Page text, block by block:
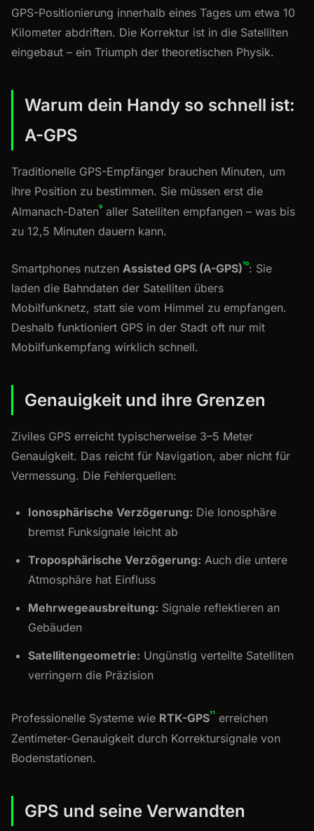
GPS-Positionierung innerhalb eines Tages um etwa 10
Kilometer abdriften. Die Korrektur ist in die Satelliten
eingebaut – ein Triumph der theoretischen Physik.
Warum dein Handy so schnell ist:
A-GPS
Traditionelle GPS-Empfänger brauchen Minuten, um
ihre Position zu bestimmen. Sie müssen erst die
Almanach-Daten⁹ aller Satelliten empfangen – was bis
zu 12,5 Minuten dauern kann.
Smartphones nutzen Assisted GPS (A-GPS)¹⁰: Sie
laden die Bahndaten der Satelliten übers
Mobilfunknetz, statt sie vom Himmel zu empfangen.
Deshalb funktioniert GPS in der Stadt oft nur mit
Mobilfunkempfang wirklich schnell.
Genauigkeit und ihre Grenzen
Ziviles GPS erreicht typischerweise 3–5 Meter
Genauigkeit. Das reicht für Navigation, aber nicht für
Vermessung. Die Fehlerquellen:
Ionosphärische Verzögerung: Die Ionosphäre
bremst Funksignale leicht ab
Troposphärische Verzögerung: Auch die untere
Atmosphäre hat Einfluss
Mehrwegeausbreitung: Signale reflektieren an
Gebäuden
Satellitengeometrie: Ungünstig verteilte Satelliten
verringern die Präzision
Professionelle Systeme wie RTK-GPS¹¹ erreichen
Zentimeter-Genauigkeit durch Korrektursignale von
Bodenstationen.
GPS und seine Verwandten